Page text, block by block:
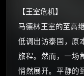
【王室危机】
马德林王室的至高
低调出访泰国，原
旅程。然而，一场
悄然展开。平静的
你需要